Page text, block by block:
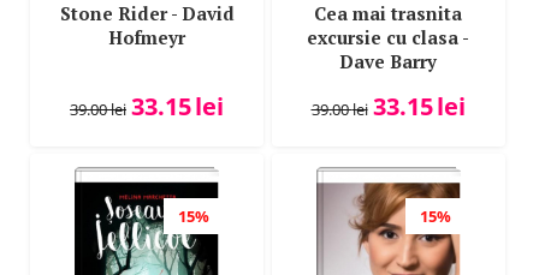
Stone Rider - David
Hofmeyr
39.00lei 33.15lei
Cea mai trasnita
excursie cu clasa -
Dave Barry
39.00lei 33.15lei
15% 15%